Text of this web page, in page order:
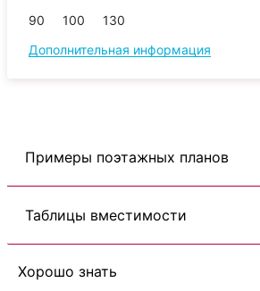
90 100
130
Дополнительная информация
Примеры поэтажных планов
Таблицы вместимости
Хорошо знать